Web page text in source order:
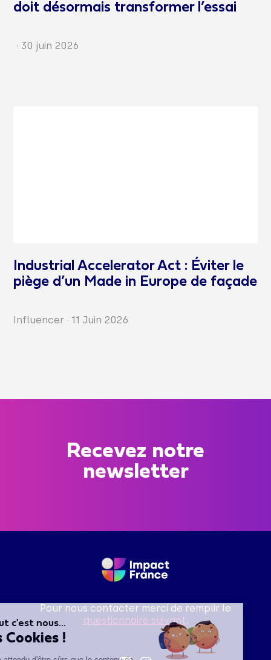
doit désormais transformer l’essai
· 30 juin 2026
Industrial Accelerator Act : Éviter le
piège d’un Made in Europe de façade
Influencer · 11 Juin 2026
Recevez notre
newsletter
Pour nous contacter merci de remplir le
questionnaire suivant.
Salut c'est nous...
les Cookies !